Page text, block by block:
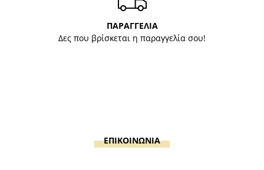
ΠΑΡΑΓΓΕΛΙΑ
Δες που βρίσκεται η παραγγελία σου!
ΕΠΙΚΟΙΝΩΝΙΑ